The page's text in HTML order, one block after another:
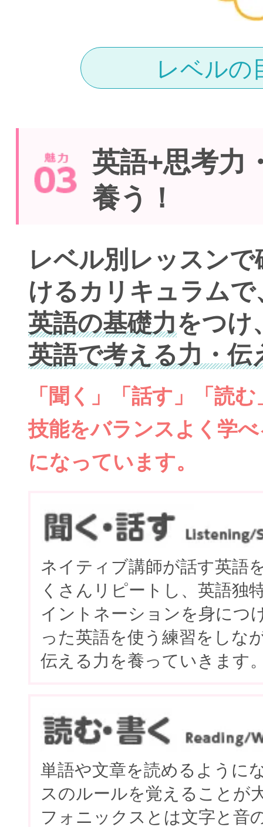
レベルの
英語+思考力
養う！
レベル別レッスン
けるカリキュラムで
英語の基礎力をつけ
英語で考える力・伝
「聞く」「話す」「読
技能をバランスよく学
になっています。
ネイティブ講師が話す英語
くさんリピートし、英語独
イントネーションを身につ
った英語を使う練習をしな
伝える力を養っていきます
単語や文章を読めるように
スのルールを覚えることが
フォニックスとは文字と音